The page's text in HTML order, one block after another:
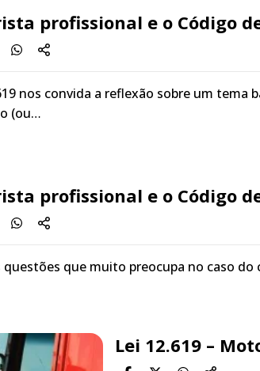
profissional e o Código
nos convida a reflexão sobre um
(ou…
profissional e o Código
questões que muito preocupa no caso
Lei 12.619 –